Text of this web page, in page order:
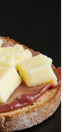
de la
te mandaba
varios
Cueva
últimos
y colgar los
en Alianza